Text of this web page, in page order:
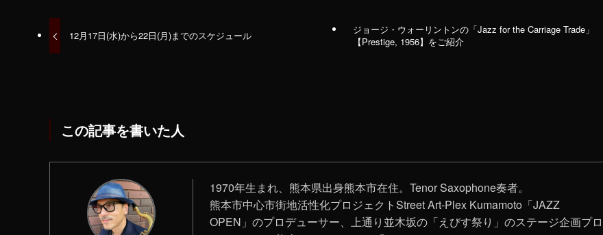
12月17日(水)から22日(月)までのスケジュール
ジョージ・ウォーリントンの「Jazz for the Carriage Trade」
【Prestige, 1956】をご紹介
この記事を書いた人
1970年生まれ、熊本県出身熊本市在住。Tenor Saxophone奏者。
‪熊本市中心市街地活性化プロジェクトStreet Art-Plex Kumamoto「JAZZ‬
OPEN」のプロデューサー、上通り並木坂の「えびす祭り」のステージ企画プロ